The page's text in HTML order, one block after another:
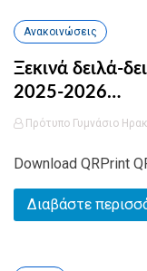
Ανακοινώσεις
Ξεκινά δειλά-
2025-2026…
Πρότυπο Γυμνάσιο
Download QRPrint
Διαβάστε